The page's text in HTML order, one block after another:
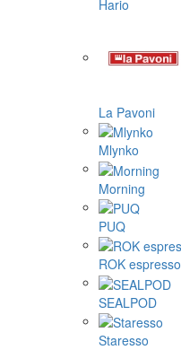
Hario
La Pavoni
Mlynko
Morning
PUQ
ROK espresso
SEALPOD
Staresso